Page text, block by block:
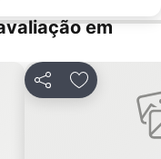
Calzaiuoli
di Prato Centrale
San Gimignano
em
PartilharAdicionar